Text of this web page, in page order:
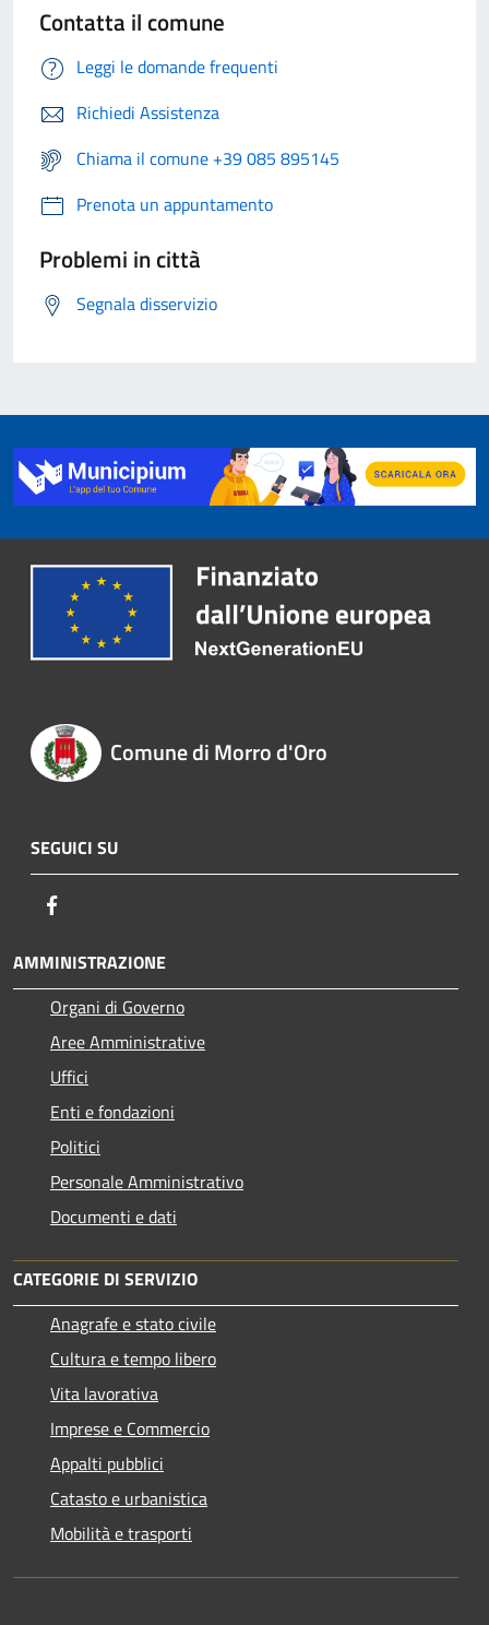
Contatta il comune
Leggi le domande frequenti
Richiedi Assistenza
Chiama il comune +39 085 895145
Prenota un appuntamento
Problemi in città
Segnala disservizio
Comune di Morro d'Oro
SEGUICI SU
AMMINISTRAZIONE
Organi di Governo
Aree Amministrative
Uffici
Enti e fondazioni
Politici
Personale Amministrativo
Documenti e dati
CATEGORIE DI SERVIZIO
Anagrafe e stato civile
Cultura e tempo libero
Vita lavorativa
Imprese e Commercio
Appalti pubblici
Catasto e urbanistica
Mobilità e trasporti